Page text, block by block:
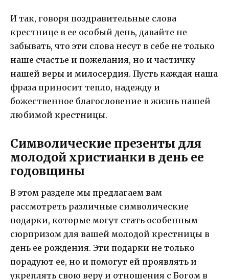
И так, говоря поздравительные слова
крестнице в ее особый день, давайте не
забывать, что эти слова несут в себе не только
наше счастье и пожелания, но и частичку
нашей веры и милосердия. Пусть каждая наша
фраза приносит тепло, надежду и
божественное благословение в жизнь нашей
любимой крестницы.
Символические презенты для
молодой христианки в день ее
годовщины
В этом разделе мы предлагаем вам
рассмотреть различные символические
подарки, которые могут стать особенным
сюрпризом для вашей молодой крестницы в
день ее рождения. Эти подарки не только
порадуют ее, но и помогут ей проявлять и
укреплять свою веру и отношения с Богом в